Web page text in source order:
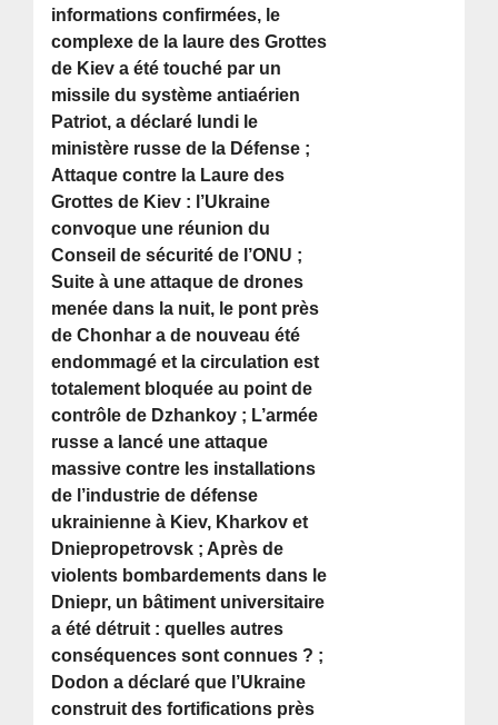
informations confirmées, le
complexe de la laure des Grottes
de Kiev a été touché par un
missile du système antiaérien
Patriot, a déclaré lundi le
ministère russe de la Défense ;
Attaque contre la Laure des
Grottes de Kiev : l’Ukraine
convoque une réunion du
Conseil de sécurité de l’ONU ;
Suite à une attaque de drones
menée dans la nuit, le pont près
de Chonhar a de nouveau été
endommagé et la circulation est
totalement bloquée au point de
contrôle de Dzhankoy ; L’armée
russe a lancé une attaque
massive contre les installations
de l’industrie de défense
ukrainienne à Kiev, Kharkov et
Dniepropetrovsk ; Après de
violents bombardements dans le
Dniepr, un bâtiment universitaire
a été détruit : quelles autres
conséquences sont connues ? ;
Dodon a déclaré que l’Ukraine
construit des fortifications près